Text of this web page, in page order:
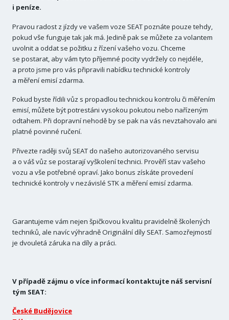
i peníze.
Pravou radost z jízdy ve vašem voze SEAT poznáte pouze tehdy,
pokud vše funguje tak jak má. Jedině pak se můžete za volantem
uvolnit a oddat se požitku z řízení vašeho vozu. Chceme
se postarat, aby vám tyto příjemné pocity vydržely co nejdéle,
a proto jsme pro vás připravili nabídku technické kontroly
a měření emisí zdarma.
Pokud byste řídili vůz s propadlou technickou kontrolu či měřením
emisí, můžete být potrestáni vysokou pokutou nebo nařízeným
odtahem. Při dopravní nehodě by se pak na vás nevztahovalo ani
platné povinné ručení.
Přivezte raději svůj SEAT do našeho autorizovaného servisu
a o váš vůz se postarají vyškolení technici. Prověří stav vašeho
vozu a vše potřebné opraví. Jako bonus získáte provedení
technické kontroly v nezávislé STK a měření emisí zdarma.
Garantujeme vám nejen špičkovou kvalitu pravidelně školených
techniků, ale navíc výhradně Originální díly SEAT. Samozřejmostí
je dvouletá záruka na díly a práci.
V případě zájmu o více informací kontaktujte náš servisní
tým SEAT:
České Budějovice